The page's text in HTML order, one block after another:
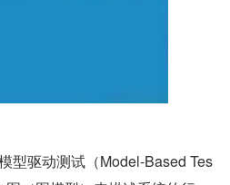
型驱动测试（Model-Based Tes